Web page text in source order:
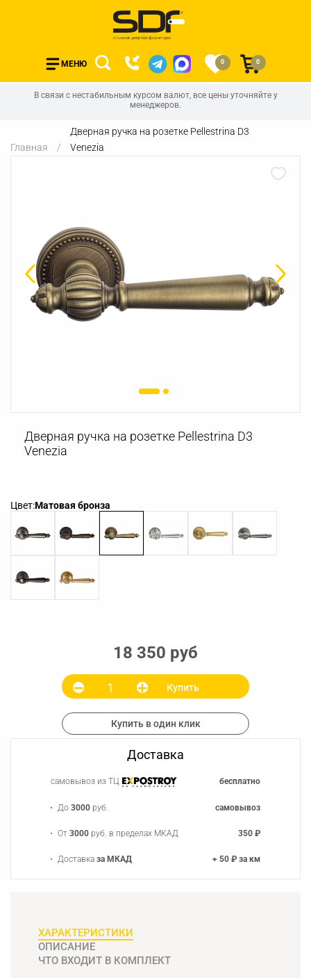
МЕНЮ 0 0
В связи с нестабильным курсом валют, все цены уточняйте у
менеджеров.
Главная
Дверная ручка на розетке Pellestrina D3
Venezia
Дверная ручка на розетке Pellestrina D3
Venezia
Цвет:Матовая бронза
18 350 руб
Купить
Купить в один клик
Доставка
самовывоз из ТЦ бесплатно
До3000 руб. самовывоз
От3000 руб. в пределах МКАД 350 ₽
Доставказа МКАД + 50 ₽ за км
ХАРАКТЕРИСТИКИ
ОПИСАНИЕ
ЧТО ВХОДИТ В КОМПЛЕКТ